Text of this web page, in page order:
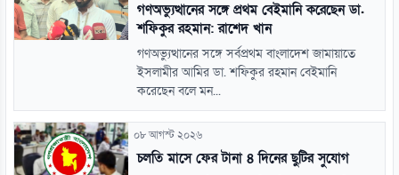
গণঅভ্যুত্থানের সঙ্গে প্রথম বেইমানি করেছেন ডা.
শফিকুর রহমান: রাশেদ খান
গণঅভ্যুত্থানের সঙ্গে সর্বপ্রথম বাংলাদেশ জামায়াতে
ইসলামীর আমির ডা. শফিকুর রহমান বেইমানি
করেছেন বলে মন...
০৮ আগস্ট ২০২৬
চলতি মাসে ফের টানা ৪ দিনের ছুটির সুযোগ